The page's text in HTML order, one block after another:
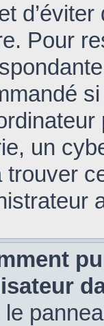
Pour
un
trouver
le